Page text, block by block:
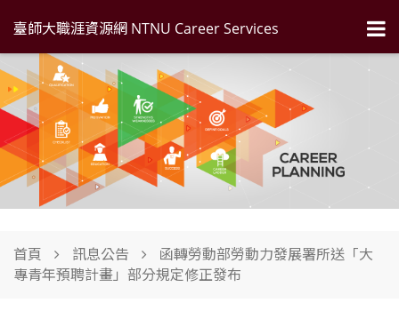
臺師大職涯資源網 NTNU Career Services
首頁 訊息公告
函轉勞動部勞動力發展署所送「大
專青年預聘計畫」部分規定修正發布